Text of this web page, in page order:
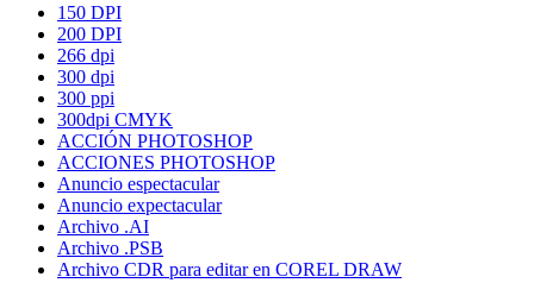
150 DPI
200 DPI
266 dpi
300 dpi
300 ppi
300dpi CMYK
ACCIÓN PHOTOSHOP
ACCIONES PHOTOSHOP
Anuncio espectacular
Anuncio expectacular
Archivo .AI
Archivo .PSB
Archivo CDR para editar en COREL DRAW